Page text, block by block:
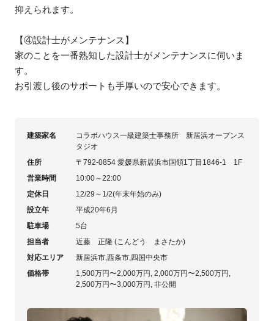
抑えられます。
【④設計士がメンテナンス】
家のことを一番熟知した設計士がメンテナンスに伺いま
す。
お引渡し後のサポートも手厚いので安心できます。
建築家名
コラボハウス一級建築士事務所 新居浜オープンス
タジオ
住所
〒792-0854 愛媛県新居浜市国領1丁目1846-1 1F
営業時間
10:00～22:00
定休日
12/29～1/2(年末年始のみ)
設立年
平成20年6月
駐車場
5台
担当者
近藤 正隆 (こんどう まさたか)
対応エリア
新居浜市,西条市,四国中央市
価格帯
1,500万円〜2,000万円, 2,000万円〜2,500万円,
2,500万円〜3,000万円, 非公開